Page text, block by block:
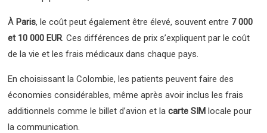
À Paris, le coût peut également être élevé, souvent entre 7 000
et 10 000 EUR. Ces différences de prix s’expliquent par le coût
de la vie et les frais médicaux dans chaque pays.
En choisissant la Colombie, les patients peuvent faire des
économies considérables, même après avoir inclus les frais
additionnels comme le billet d’avion et lacarte SIM locale pour
la communication.